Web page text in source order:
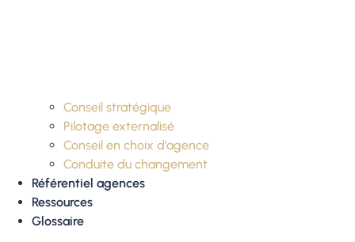
Conseil stratégique
Pilotage externalisé
Conseil en choix d’agence
Conduite du changement
Référentiel agences
Ressources
Glossaire